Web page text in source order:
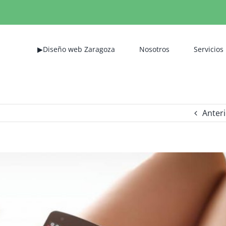
▶Diseño web Zaragoza Nosotros Servicios